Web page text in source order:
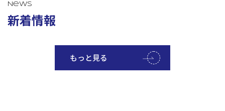
News
新着情報
もっと見る